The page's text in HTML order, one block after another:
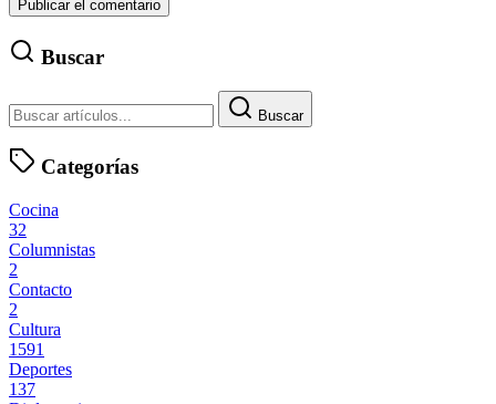
Buscar
Buscar
Categorías
Cocina
32
Columnistas
2
Contacto
2
Cultura
1591
Deportes
137